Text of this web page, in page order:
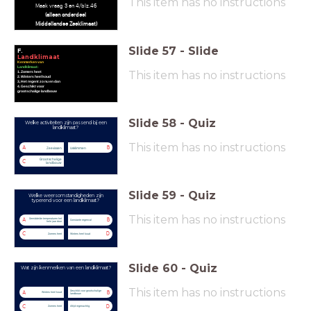
Maak vraag 3 en 4/blz.46
(alleen onderdeel
Middellandse Zeeklimaat)
F.
Landklimaat
Kenmerken van
Landklimaat:
1. Zomers heet
2. Winters heel koud
3, Het regent zo nu en dan
4. Geschikt voor
grootschalige landbouw
Slide 57 - Slide
This item has no instructions
Welke activiteiten zijn passend bij een
landklimaat?
A Zeevissen B
IJsklimmen
C
Grootschalige
landbouw
Slide 58 - Quiz
This item has no instructions
Welke weersomstandigheden zijn
typerend voor een landklimaat?
A
Gemiddelde temperaturen het
hele jaar door
B
Constante regenval
C Zomers heet D
Winters heel koud
Slide 59 - Quiz
This item has no instructions
Wat zijn kenmerken van een landklimaat?
A Winters heel koud B
Geschikt voor grootschalige
landbouw
C Zomers heet D
Altijd regenachtig
Slide 60 - Quiz
This item has no instructions